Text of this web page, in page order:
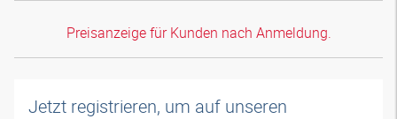
Preisanzeige für Kunden nach Anmeldung.
Jetzt registrieren, um auf unseren